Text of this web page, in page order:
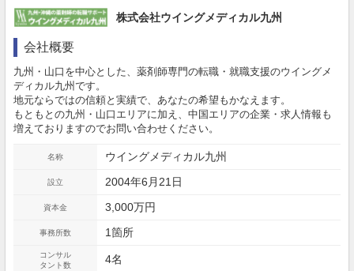
株式会社ウイングメディカル九州
会社概要
九州・山口を中心とした、薬剤師専門の転職・就職支援のウイングメ
ディカル九州です。
地元ならではの信頼と実績で、あなたの希望もかなえます。
もともとの九州・山口エリアに加え、中国エリアの企業・求人情報も
増えておりますのでお問い合わせください。
名称 ウイングメディカル九州
設立 2004年6月21日
資本金 3,000万円
事務所数 1箇所
コンサル
タント数
4名